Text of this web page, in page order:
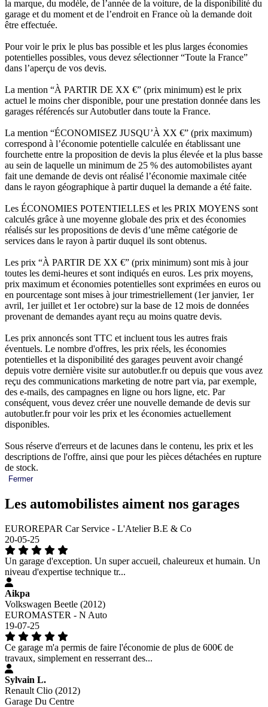
la marque, du modèle, de l’année de la voiture, de la disponibilité du
garage et du moment et de l’endroit en France où la demande doit
être effectuée.
Pour voir le prix le plus bas possible et les plus larges économies
potentielles possibles, vous devez sélectionner “Toute la France”
dans l’aperçu de vos devis.
La mention “À PARTIR DE XX €” (prix minimum) est le prix
actuel le moins cher disponible, pour une prestation donnée dans les
garages référencés sur Autobutler dans toute la France.
La mention “ÉCONOMISEZ JUSQU’À XX €” (prix maximum)
correspond à l’économie potentielle calculée en établissant une
fourchette entre la proposition de devis la plus élevée et la plus basse
au sein de laquelle un minimum de 25 % des automobilistes ayant
fait une demande de devis ont réalisé l’économie maximale citée
dans le rayon géographique à partir duquel la demande a été faite.
Les ÉCONOMIES POTENTIELLES et les PRIX MOYENS sont
calculés grâce à une moyenne globale des prix et des économies
réalisés sur les propositions de devis d’une même catégorie de
services dans le rayon à partir duquel ils sont obtenus.
Les prix “À PARTIR DE XX €” (prix minimum) sont mis à jour
toutes les demi-heures et sont indiqués en euros. Les prix moyens,
prix maximum et économies potentielles sont exprimées en euros ou
en pourcentage sont mises à jour trimestriellement (1er janvier, 1er
avril, 1er juillet et 1er octobre) sur la base de 12 mois de données
provenant de demandes ayant reçu au moins quatre devis.
Les prix annoncés sont TTC et incluent tous les autres frais
éventuels. Le nombre d'offres, les prix réels, les économies
potentielles et la disponibilité des garages peuvent avoir changé
depuis votre dernière visite sur autobutler.fr ou depuis que vous avez
reçu des communications marketing de notre part via, par exemple,
des e-mails, des campagnes en ligne ou hors ligne, etc. Par
conséquent, vous devez créer une nouvelle demande de devis sur
autobutler.fr pour voir les prix et les économies actuellement
disponibles.
Sous réserve d'erreurs et de lacunes dans le contenu, les prix et les
descriptions de l'offre, ainsi que pour les pièces détachées en rupture
de stock.
Fermer
Les automobilistes aiment nos garages
EUROREPAR Car Service - L'Atelier B.E & Co
20-05-25
Un garage d'exception. Un super accueil, chaleureux et humain. Un
niveau d'expertise technique tr...
Aikpa
Volkswagen Beetle (2012)
EUROMASTER - N Auto
19-07-25
Ce garage m'a permis de faire l'économie de plus de 600€ de
travaux, simplement en resserrant des...
Sylvain L.
Renault Clio (2012)
Garage Du Centre